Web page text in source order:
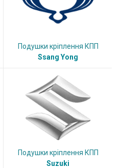
Подушки кріплення КПП
Ssang Yong
Подушки кріплення КПП
Suzuki